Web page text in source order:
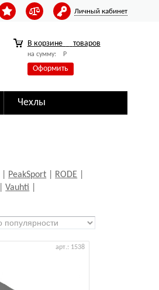
Личный кабинет
В корзине товаров
на сумму: Р
Оформить
Чехлы
PeakSport RODE
|Vauhti
арт.: 1538